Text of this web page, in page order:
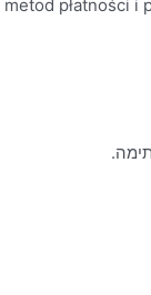
płatności